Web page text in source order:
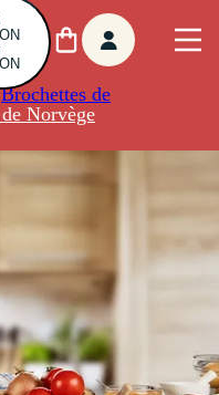
Brochettes de
Norvège